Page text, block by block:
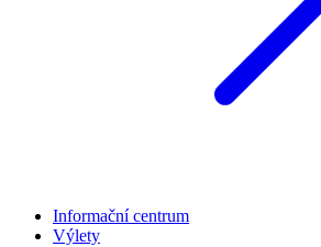
Informační centrum
Výlety